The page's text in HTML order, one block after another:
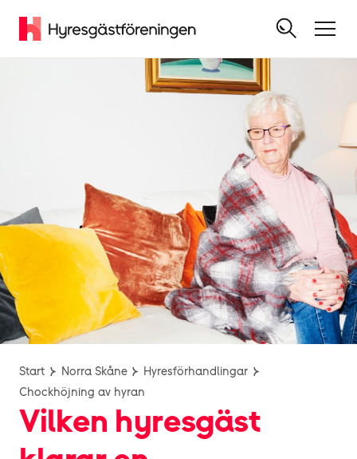
Start Norra Skåne
Hyres­förhandlingar
Chockhöjning av hyran
Vilken hyresgäst